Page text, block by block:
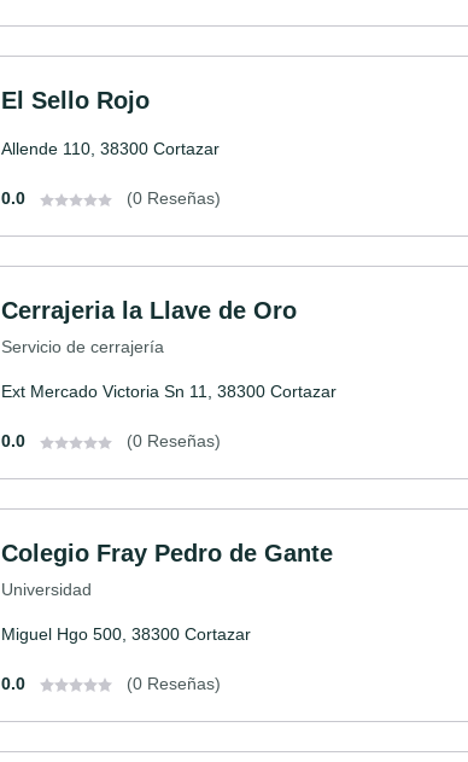
El Sello Rojo
Allende 110, 38300 Cortazar
0.0 (0 Reseñas)
Cerrajeria la Llave de Oro
Servicio de cerrajería
Ext Mercado Victoria Sn 11, 38300 Cortazar
0.0 (0 Reseñas)
Colegio Fray Pedro de Gante
Universidad
Miguel Hgo 500, 38300 Cortazar
0.0 (0 Reseñas)